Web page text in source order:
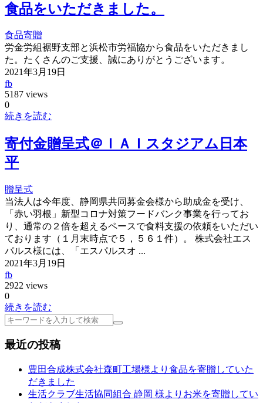
食品をいただきました。
食品寄贈
労金労組裾野支部と浜松市労福協から食品をいただきまし
た。たくさんのご支援、誠にありがとうございます。
2021年3月19日
fb
5187 views
0
続きを読む
寄付金贈呈式＠ＩＡＩスタジアム日本
平
贈呈式
当法人は今年度、静岡県共同募金会様から助成金を受け、
「赤い羽根」新型コロナ対策フードバンク事業を行ってお
り、通常の２倍を超えるペースで食料支援の依頼をいただい
ております（１月末時点で５，５６１件）。 株式会社エス
パルス様には、「エスパルスオ ...
2021年3月19日
fb
2922 views
0
続きを読む
検
最近の投稿
豊田合成株式会社森町工場様より食品を寄贈していた
だきました
生活クラブ生活協同組合 静岡 様よりお米を寄贈してい